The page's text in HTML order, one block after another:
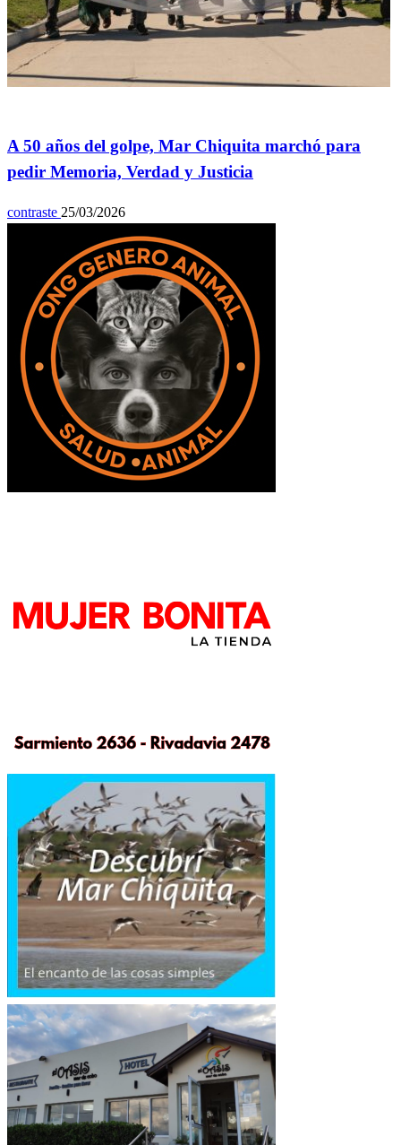
A 50 años del golpe, Mar Chiquita marchó para
pedir Memoria, Verdad y Justicia
contraste 25/03/2026